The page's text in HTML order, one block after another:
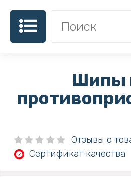
Шипы
Отзывы о
Сертификат качества